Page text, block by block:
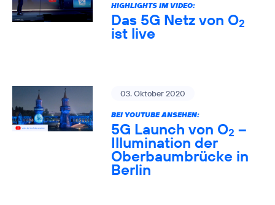
HIGHLIGHTS IM VIDEO:
Das 5G Netz von O2
ist live
03. Oktober 2020
BEI YOUTUBE ANSEHEN:
5G Launch von O2 –
Illumination der
Oberbaumbrücke in
Berlin